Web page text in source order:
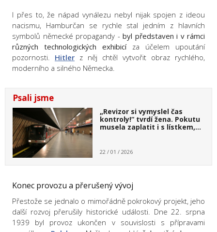
I přes to, že nápad vynálezu nebyl nijak spojen z ideou
nacismu, Hamburčan se rychle stal jedním z hlavních
symbolů německé propagandy - byl představen i v rámci
různých technologických exhibicíza účelem upoutání
pozornosti. Hitler z něj chtěl vytvořit obraz rychlého,
moderního a silného Německa.
Psali jsme
„Revizor si vymyslel čas
kontroly!“ tvrdí žena. Pokutu
musela zaplatit i s lístkem,…
22 / 01 / 2026
Konec provozu a přerušený vývoj
Přestože se jednalo o mimořádně pokrokový projekt, jeho
další rozvoj přerušily historické události. Dne 22. srpna
1939 byl provoz ukončen v souvislosti s přípravami